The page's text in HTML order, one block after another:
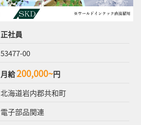
正社員
53477-00
月給200,000~円
北海道岩内郡共和町
電子部品関連